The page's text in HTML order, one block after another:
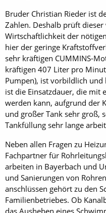
Bruder Christian Rieder ist
Zahlen. Deshalb prüft
Wirtschaftlichkeit der
hier der geringe
sehr kräftigen CUMMINS-
kräftigen 407 Liter pro
Pumpen), ist vorbildlich und
ist die Einsatzdauer, die mit
werden kann, aufgrund der
und großer Tank sehr groß,
Tankfüllung sehr lange
Neben allen Fragen zu
Fach­partner für
arbei­ten in Bayerbach und
und Sa­nie­run­gen von
anschlüssen gehört zu den
Familienbetriebes. Ob
das Ausheben eines